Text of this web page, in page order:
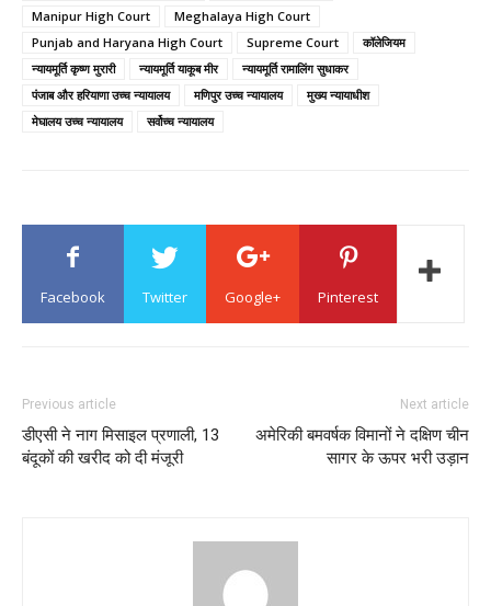
Manipur High Court
Meghalaya High Court
Punjab and Haryana High Court
Supreme Court
कॉलेजियम
न्यायमूर्ति कृष्ण मुरारी
न्यायमूर्ति याकूब मीर
न्यायमूर्ति रामालिंग सुधाकर
पंजाब और हरियाणा उच्च न्यायालय
मणिपुर उच्च न्यायालय
मुख्य न्यायाधीश
मेघालय उच्च न्यायालय
सर्वोच्च न्यायालय
Facebook Twitter Google+ Pinterest
Previous article
डीएसी ने नाग मिसाइल प्रणाली, 13
बंदूकों की खरीद को दी मंजूरी
Next article
अमेरिकी बमवर्षक विमानों ने दक्षिण चीन
सागर के ऊपर भरी उड़ान